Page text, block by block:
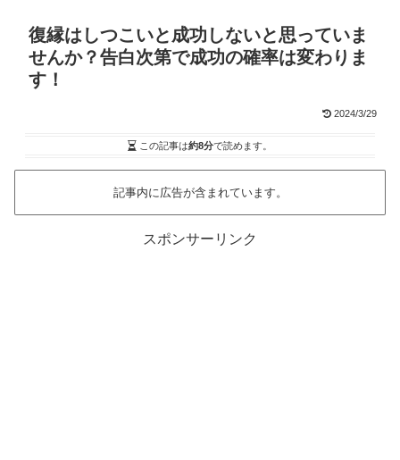
復縁はしつこいと成功しないと思っていま
せんか？告白次第で成功の確率は変わりま
す！
2024/3/29
この記事は約8分で読めます。
記事内に広告が含まれています。
スポンサーリンク